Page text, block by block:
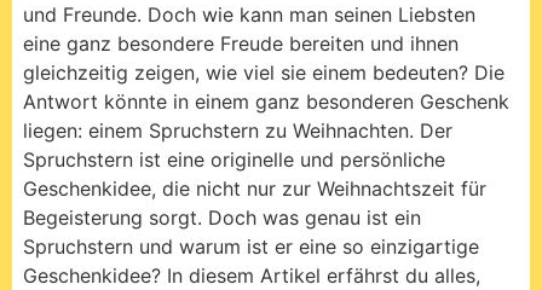
und Freunde. Doch wie kann man seinen Liebsten
eine ganz besondere Freude bereiten und ihnen
gleichzeitig zeigen, wie viel sie einem bedeuten? Die
Antwort könnte in einem ganz besonderen Geschenk
liegen: einem Spruchstern zu Weihnachten. Der
Spruchstern ist eine originelle und persönliche
Geschenkidee, die nicht nur zur Weihnachtszeit für
Begeisterung sorgt. Doch was genau ist ein
Spruchstern und warum ist er eine so einzigartige
Geschenkidee? In diesem Artikel erfährst du alles,